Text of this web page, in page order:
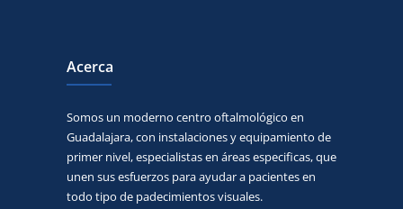
Acerca
Somos un moderno centro oftalmológico en
Guadalajara, con instalaciones y equipamiento de
primer nivel, especialistas en áreas especificas, que
unen sus esfuerzos para ayudar a pacientes en
todo tipo de padecimientos visuales.